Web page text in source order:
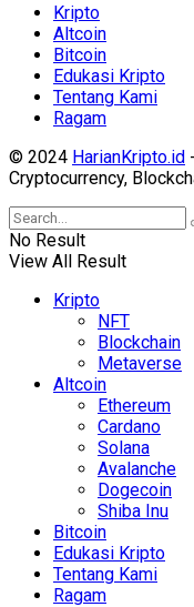
Kripto
Altcoin
Bitcoin
Edukasi Kripto
Tentang Kami
Ragam
© 2024 HarianKripto.id
Cryptocurrency,
No Result
View All Result
Kripto
NFT
Blockchain
Metaverse
Altcoin
Ethereum
Cardano
Solana
Avalanche
Dogecoin
Shiba Inu
Bitcoin
Edukasi Kripto
Tentang Kami
Ragam